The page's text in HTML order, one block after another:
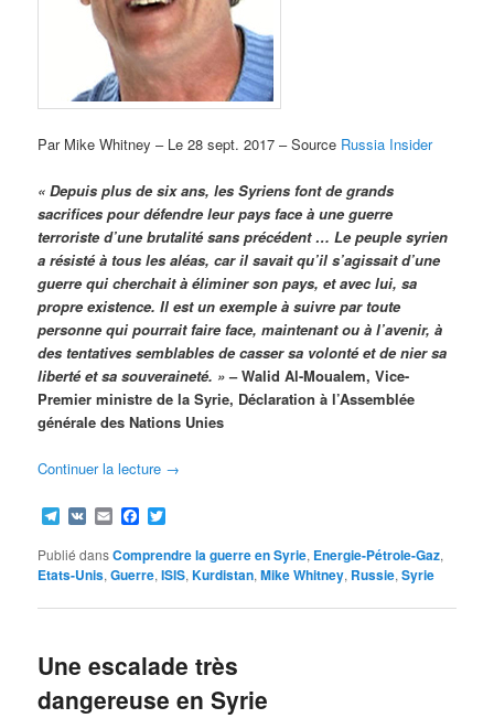
Par Mike Whitney – Le 28 sept. 2017 – Source Russia Insider
« Depuis plus de six ans, les Syriens font de grands
sacrifices pour défendre leur pays face à une guerre
terroriste d’une brutalité sans précédent … Le peuple syrien
a résisté à tous les aléas, car il savait qu’il s’agissait d’une
guerre qui cherchait à éliminer son pays, et avec lui, sa
propre existence. Il est un exemple à suivre par toute
personne qui pourrait faire face, maintenant ou à l’avenir, à
des tentatives semblables de casser sa volonté et de nier sa
liberté et sa souveraineté. »– Walid Al-Moualem, Vice-
Premier ministre de la Syrie, Déclaration à l’Assemblée
générale des Nations Unies
Continuer la lecture →
Telegram
VK EmailFacebook
Publié dansComprendre la guerre en Syrie, Energie-Pétrole-Gaz,
Etats-Unis,Guerre,ISIS,Kurdistan,Mike Whitney, Russie,Syrie
Une escalade très
dangereuse en Syrie